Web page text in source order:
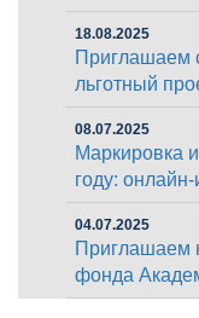
18.08.2025
Приглашаем
льготный
08.07.2025
Маркировка
году:
04.07.2025
Приглашаем
фонда